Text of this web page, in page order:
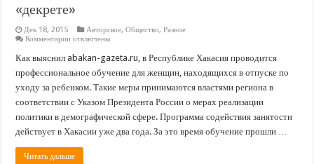
«декрете»
Дек 18, 2015 Авторское,Общество,Разное
Комментариик
Профессиональное
обучение
—
мам
в
отключены
Как выяснил abakan-gazeta.ru, в Республике Хакасия проводится
профессиональное обучение для женщин, находящихся в отпуске по
уходу за ребенком. Такие меры принимаются властями региона в
соответствии с Указом Президента России о мерах реализации
политики в демографической сфере. Программа содействия занятости
действует в Хакасии уже два года. За это время обучение прошли …
Читать дальше